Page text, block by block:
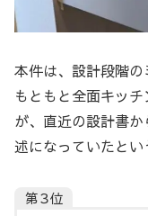
本件は、設計段階の
もともと全面キッ
が、直近の設計書
述になっていたとい
第３位